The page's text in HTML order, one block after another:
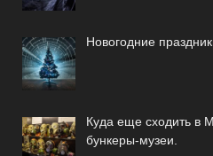
Новогодние
Куда еще сходить в
бункеры-музеи.